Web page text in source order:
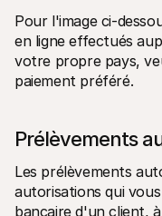
Pour l'image ci-
en ligne effectués
votre propre pays,
paiement préféré.
Prélèvements
Les prélèvements
autorisations qui
bancaire d'un client,